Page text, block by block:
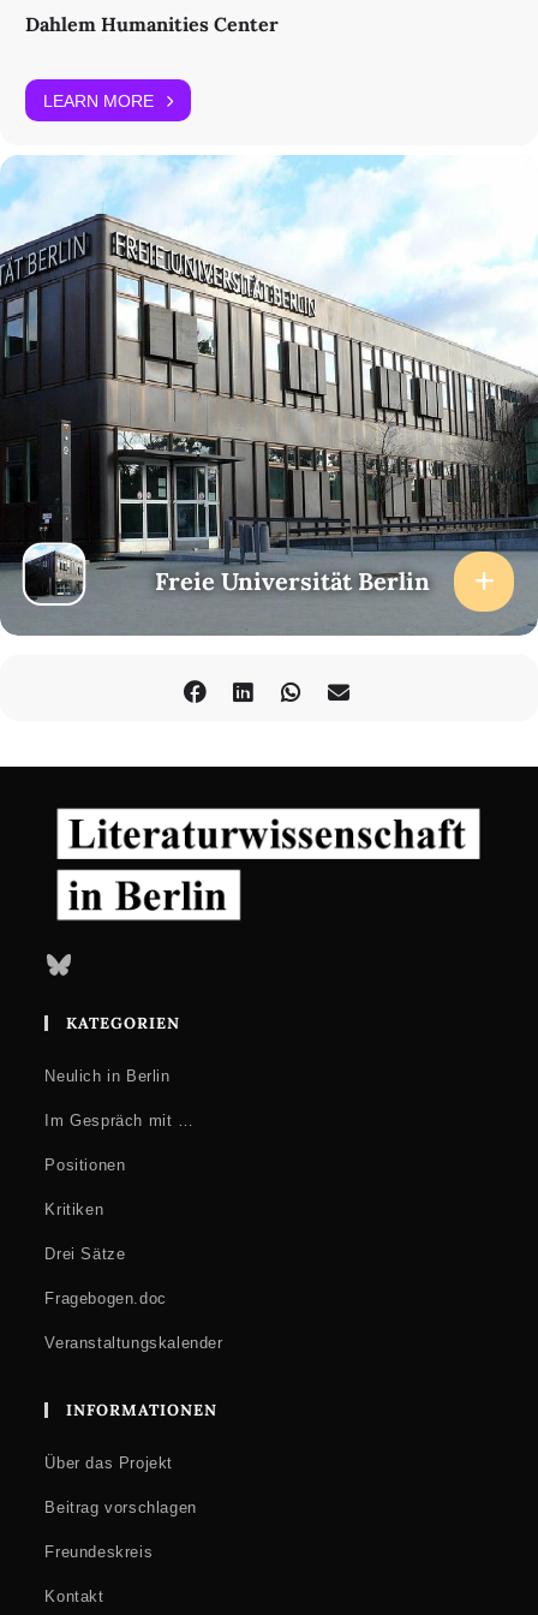
Dahlem Humanities Center
LEARN MORE
Freie Universität Berlin
Bluesky
KATEGORIEN
Neulich in Berlin
Im Gespräch mit …
Positionen
Kritiken
Drei Sätze
Fragebogen.doc
Veranstaltungskalender
INFORMATIONEN
Über das Projekt
Beitrag vorschlagen
Freundeskreis
Kontakt